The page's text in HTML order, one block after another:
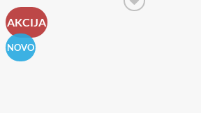
AKCIJA
NOVO